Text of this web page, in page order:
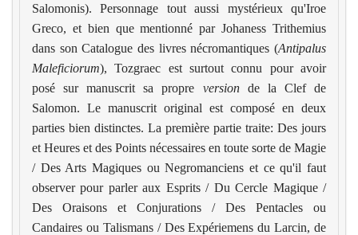
Salomonis). Personnage tout aussi mystérieux qu'Iroe
Greco, et bien que mentionné par Johaness Trithemius
dans son Catalogue des livres nécromantiques (Antipalus
Maleficiorum), Tozgraec est surtout connu pour avoir
posé sur manuscrit sa propre versionde la Clef de
Salomon. Le manuscrit original est composé en deux
parties bien distinctes. La première partie traite: Des jours
et Heures et des Points nécessaires en toute sorte de Magie
/ Des Arts Magiques ou Negromanciens et ce qu'il faut
observer pour parler aux Esprits / Du Cercle Magique /
Des Oraisons et Conjurations / Des Pentacles ou
Candaires ou Talismans / Des Expériemens du Larcin, de